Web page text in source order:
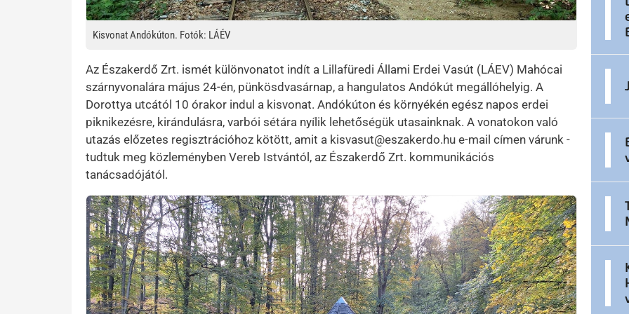
Kisvonat Andókúton. Fotók: LÁÉV
Az Északerdő Zrt. ismét különvonatot indít a Lillafüredi Állami Erdei Vasút (LÁEV) Mahócai
szárnyvonalára május 24-én, pünkösdvasárnap, a hangulatos Andókút megállóhelyig. A
Dorottya utcától 10 órakor indul a kisvonat. Andókúton és környékén egész napos erdei
piknikezésre, kirándulásra, varbói sétára nyílik lehetőségük utasainknak. A vonatokon való
utazás előzetes regisztrációhoz kötött, amit a kisvasut@eszakerdo.hu e-mail címen várunk -
tudtuk meg közleményben Vereb Istvántól, az Északerdő Zrt. kommunikációs
tanácsadójától.
Kép